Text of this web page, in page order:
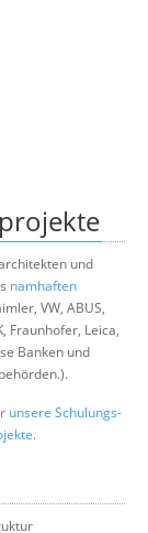
und
namhaften
VW, ABUS,
Fraunhofer, Leica,
Banken und
unsere Schulungs-
.